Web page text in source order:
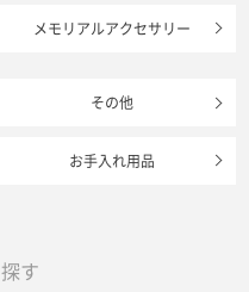
メモリアルアクセサリー
その他
お手入れ用品
す